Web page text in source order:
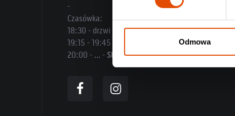
Odmowa
-
Czasówka:
18:30 - drzwi
19:15 - 19:45 -
20:00 - ... - Shawn James